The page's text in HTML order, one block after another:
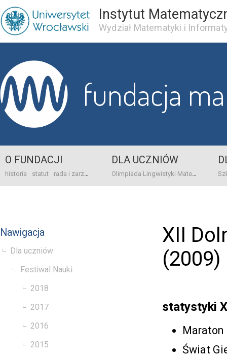
Instytut
Wydział Matematyki i
fundacja
O FUNDACJI
historia statut rada i zarząd dane bankowo-adresowe kontakt
DLA UCZNIÓW
Olimpiada Lingwistyki Matematycznej
Nawigacja
Dla uczniów
Festiwal Nauki
2018
2017
2016
2015
XII
(2009)
statystyki
Maraton
Świat